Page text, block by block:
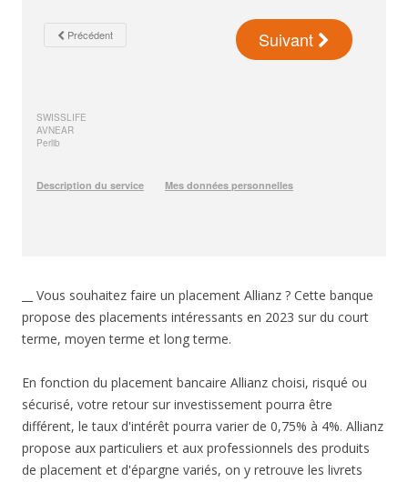
__ Vous souhaitez faire un placement Allianz ? Cette banque
propose des placements intéressants en 2023 sur du court
terme, moyen terme et long terme.
En fonction du placement bancaire Allianz choisi, risqué ou
sécurisé, votre retour sur investissement pourra être
différent, le taux d'intérêt pourra varier de 0,75% à 4%. Allianz
propose aux particuliers et aux professionnels des produits
de placement et d'épargne variés, on y retrouve les livrets